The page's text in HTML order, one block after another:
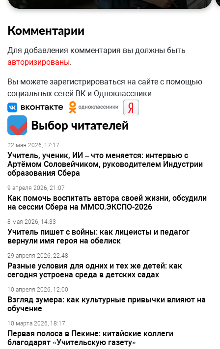
Комментарии
Для добавления комментария вы должны быть
авторизированы.
Вы можете зарегистрироваться на сайте с помощью
социальных сетей ВК и Одноклассники
Выбор читателей
22 мая 2026, 17:17
Учитель, ученик, ИИ – что меняется: интервью с
Артёмом Соловейчиком, руководителем Индустрии
образования Сбера
9 апреля 2026, 21:07
Как помочь воспитать автора своей жизни, обсудили
на сессии Сбера на ММСО.ЭКСПО-2026
8 мая 2026, 14:33
Учитель пишет с войны: как лицеисты и педагог
вернули имя героя на обелиск
29 апреля 2026, 22:48
Разные условия для одних и тех же детей: как
сегодня устроена среда в детских садах
10 апреля 2026, 12:00
Взгляд зумера: как культурные привычки влияют на
обучение
10 марта 2026, 18:17
Первая полоса в Пекине: китайские коллеги
благодарят «Учительскую газету»